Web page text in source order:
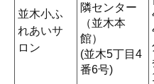
並木小ふ
れあいサ
ロン
隣センター
（並木本
館）
(並木5丁目4
番6号)